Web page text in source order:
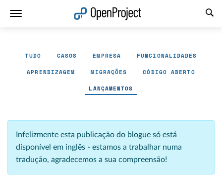
TUDO CASOS EMPRESA FUNCIONALIDADES
APRENDIZAGEM MIGRAÇÕES CÓDIGO ABERTO
LANÇAMENTOS
Infelizmente esta publicação do blogue só está
disponível em inglês - estamos a trabalhar numa
tradução, agradecemos a sua compreensão!
Abrir a ligação num novo separador